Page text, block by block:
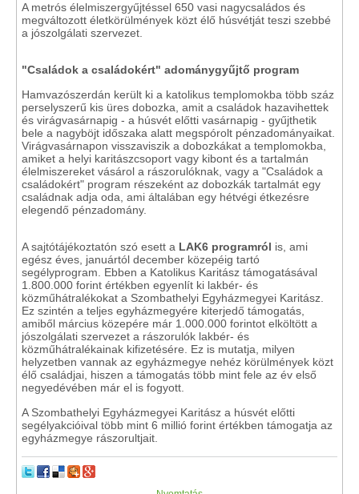
A metrós élelmiszergyűjtéssel 650 vasi nagycsaládos és
megváltozott életkörülmények közt élő húsvétját teszi szebbé
a jószolgálati szervezet.
"Családok a családokért" adománygyűjtő program
Hamvazószerdán került ki a katolikus templomokba több száz
perselyszerű kis üres dobozka, amit a családok hazavihettek
és virágvasárnapig - a húsvét előtti vasárnapig - gyűjthetik
bele a nagyböjt időszaka alatt megspórolt pénzadományaikat.
Virágvasárnapon visszaviszik a dobozkákat a templomokba,
amiket a helyi karitászcsoport vagy kibont és a tartalmán
élelmiszereket vásárol a rászorulóknak, vagy a "Családok a
családokért" program részeként az dobozkák tartalmát egy
családnak adja oda, ami általában egy hétvégi étkezésre
elegendő pénzadomány.
A sajtótájékoztatón szó esett a LAK6 programról is, ami
egész éves, januártól december közepéig tartó
segélyprogram. Ebben a Katolikus Karitász támogatásával
1.800.000 forint értékben egyenlít ki lakbér- és
közműhátralékokat a Szombathelyi Egyházmegyei Karitász.
Ez szintén a teljes egyházmegyére kiterjedő támogatás,
amiből március közepére már 1.000.000 forintot elköltött a
jószolgálati szervezet a rászorulók lakbér- és
közműhátralékainak kifizetésére. Ez is mutatja, milyen
helyzetben vannak az egyházmegye nehéz körülmények közt
élő családjai, hiszen a támogatás több mint fele az év első
negyedévében már el is fogyott.
A Szombathelyi Egyházmegyei Karitász a húsvét előtti
segélyakcióival több mint 6 millió forint értékben támogatja az
egyházmegye rászorultjait.